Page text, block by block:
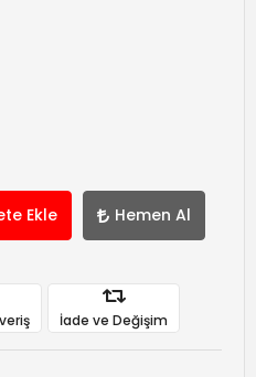
Ekle Hemen Al
İade ve Değişim